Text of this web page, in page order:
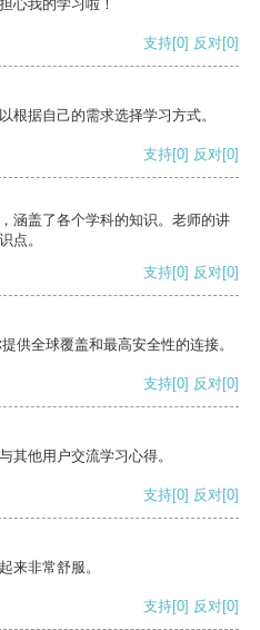
心我的学习啦！
支持[0] 反对[0]
根据自己的需求选择学习方式。
支持[0] 反对[0]
涵盖了各个学科的知识。老师的讲
点。
支持[0] 反对[0]
供全球覆盖和最高安全性的连接。
支持[0] 反对[0]
其他用户交流学习心得。
支持[0] 反对[0]
来非常舒服。
支持[0] 反对[0]